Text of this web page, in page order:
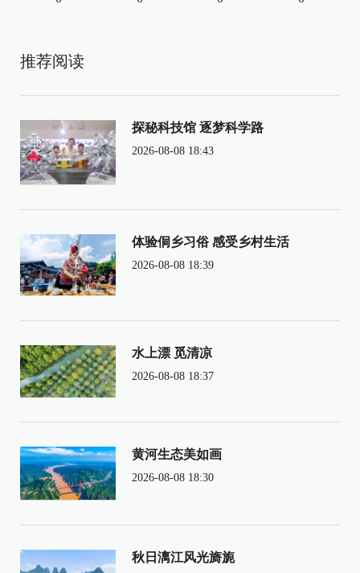
推荐阅读
探秘科技馆 逐梦科学路
2026-08-08 18:43
体验侗乡习俗 感受乡村生活
2026-08-08 18:39
水上漂 觅清凉
2026-08-08 18:37
黄河生态美如画
2026-08-08 18:30
秋日漓江风光旖旎